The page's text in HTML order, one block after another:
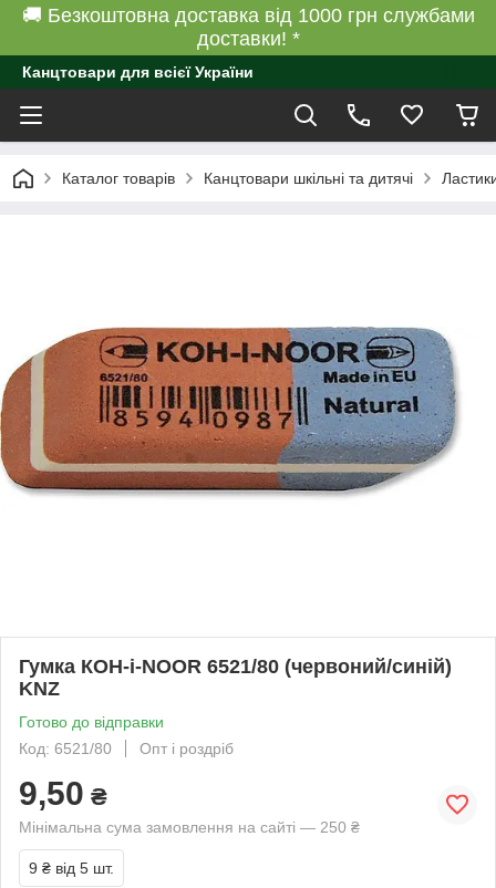
🚚 Безкоштовна доставка від 1000 грн службами
доставки! *
Канцтовари для всієї України
Каталог товарів Канцтовари шкільні та дитячі
Гумка КОН-i-NOOR 6521/80 (червоний/синій)
KNZ
Готово до відправки
Код: 6521/80
Опт і роздріб
9,50 ₴
Мінімальна сума замовлення на сайті — 250 ₴
9 ₴ від 5 шт.